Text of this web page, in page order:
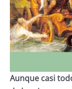
Aunque casi